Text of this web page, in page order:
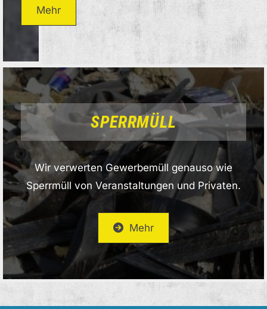
Mehr
SPERRMÜLL
Wir verwerten Gewerbemüll genauso wie
Sperrmüll von Veranstaltungen und Privaten.
Mehr